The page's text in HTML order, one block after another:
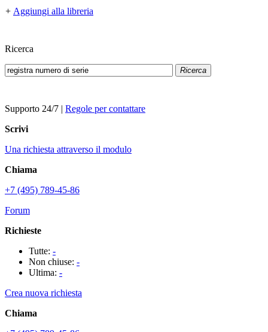
+ Aggiungi alla libreria
Ricerca
Ricerca
Supporto 24/7 | Regole per contattare
Scrivi
Una richiesta attraverso il modulo
Chiama
+7 (495) 789-45-86
Forum
Richieste
Tutte: -
Non chiuse: -
Ultima: -
Crea nuova richiesta
Chiama